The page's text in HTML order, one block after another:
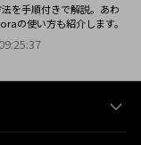
を手順付きで解説。あわ
の使い方も紹介します。